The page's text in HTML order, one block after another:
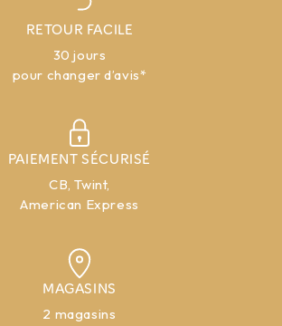
RETOUR FACILE
30 jours
pour changer d’avis*
PAIEMENT SÉCURISÉ
CB, Twint,
American Express
MAGASINS
2 magasins